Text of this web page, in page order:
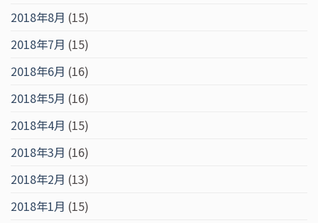
2018年8月 (15)
2018年7月 (15)
2018年6月 (16)
2018年5月 (16)
2018年4月 (15)
2018年3月 (16)
2018年2月 (13)
2018年1月 (15)